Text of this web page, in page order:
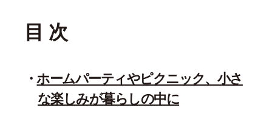
目 次
ホームパーティやピクニック、小さ
な楽しみが暮らしの中に